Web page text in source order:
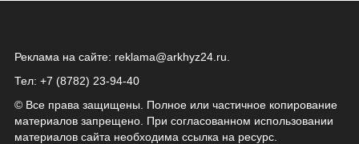
Реклама на сайте: reklama@arkhyz24.ru
Тел: +7 (8782) 23‑94‑40
© Все права защищены. Полное или частичное копирование
материалов запрещено. При согласованном использовании
материалов сайта необходима ссылка на ресурс.